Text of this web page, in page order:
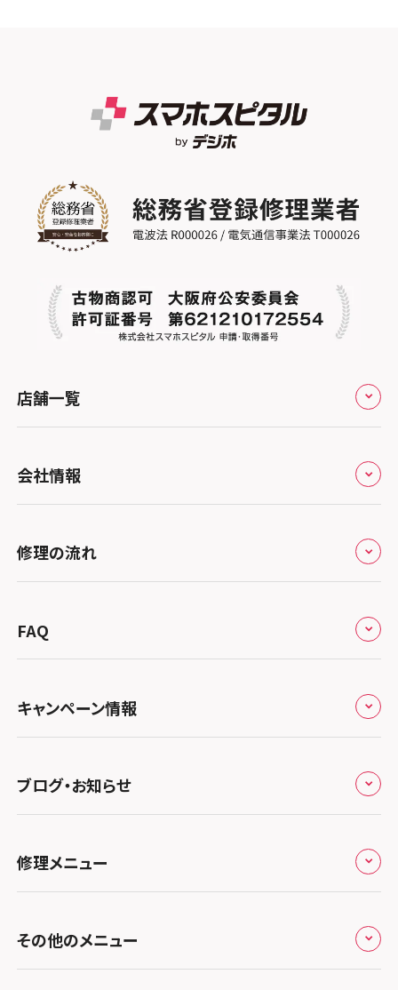
店舗一覧
北海道・東北
スマホスピタル大丸札幌
関東
スマホスピタル宇都宮
スマホスピタル 高崎
スマホスピタル鴻巣
スマホスピタル テルル三芳
スマホスピタル 熊谷
スマホスピタル ゲオデジタルベース川口元郷
スマホスピタル埼玉大宮
スマホスピタル テルル蒲生
スマホスピタル テルル新越谷
スマホスピタル テルル草加花栗
スマホスピタル テルル東川口
北陸・甲信越
スマホスピタルアル・プラザ小松
スマホスピタル 北陸総合修理センター
スマホスピタル 長野
東海
スマホスピタル岐阜
スマホスピタル 浜松
スマホスピタル静岡パルコ
スマホスピタル 藤枝
スマホスピタル名古屋駅前
スマホスピタル名古屋金山
スマホスピタル 大府
スマホスピタル 西枇杷島
スマホスピタル 尾張旭
関西
スマホスピタル 大阪梅田
スマホスピタル by デジホ 梅田地下（うめちか）
スマホスピタル京橋
スマホスピタル by デジホ天王寺ミオ
スマホスピタル難波
スマホスピタルイオンタウン茨木太田
中国・四国
スマホスピタル岡山駅前
スマホスピタル西条
スマホスピタル by デジホ マークイズ福岡もも
ち
スマホスピタル福岡天神
スマホスピタル熊本下通
スマホスピタル GODOモバイル大分府内町
会社情報
会社概要
特定商取引法に関する表記
プライバシーポリシー
郵送修理依頼
修理の流れ
郵送修理の流れ
FAQ
キャンペーン情報
キャンペーン一覧
ブログ・お知らせ
お知らせ
修理メニュー
iPhone修理メニュー
その他のメニュー